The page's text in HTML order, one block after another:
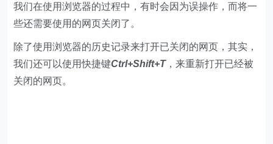
我们在使用浏览器的过程中，有时会因为误操作，而将一
些还需要使用的网页关闭了。
除了使用浏览器的历史记录来打开已关闭的网页，其实，
我们还可以使用快捷键Ctrl+Shift+T，来重新打开已经被
关闭的网页。